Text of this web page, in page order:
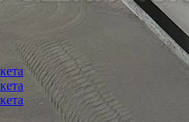
(огрунтованную
приклеивания